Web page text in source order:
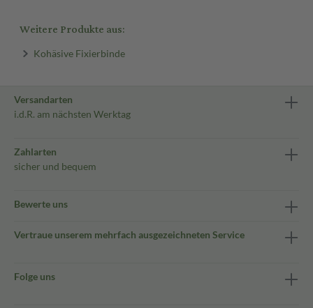
Weitere Produkte aus:
Kohäsive Fixierbinde
Versandarten
i.d.R. am nächsten Werktag
Zahlarten
sicher und bequem
Bewerte uns
Vertraue unserem mehrfach ausgezeichneten Service
Folge uns